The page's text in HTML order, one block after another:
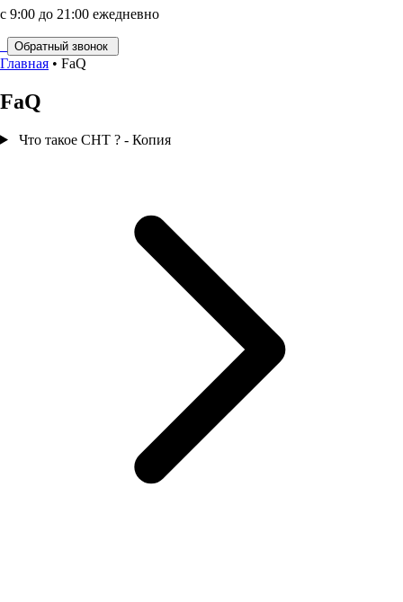
с 9:00 до 21:00 ежедневно
Обратный звонок
Главная • FaQ
FaQ
Что такое СНТ ? - Копия